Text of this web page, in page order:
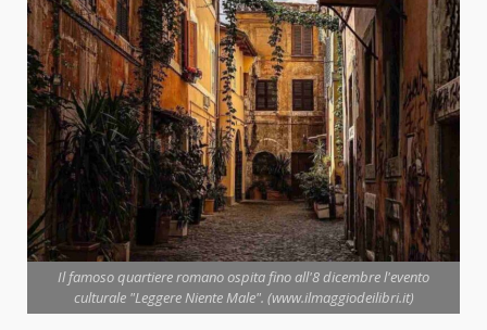
Il famoso quartiere romano ospita fino all'8 dicembre l'evento
culturale "Leggere Niente Male". (www.ilmaggiodeilibri.it)